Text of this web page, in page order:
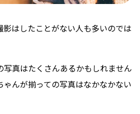
影はしたことがない人も多いのでは
写真はたくさんあるかもしれません
んが揃っての写真はなかなかない